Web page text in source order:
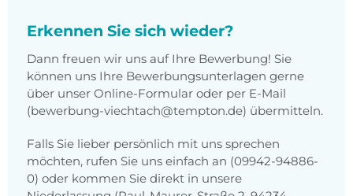
Erkennen Sie sich wieder?
Dann freuen wir uns auf Ihre Bewerbung! Sie
können uns Ihre Bewerbungsunterlagen gerne
über unser Online-Formular oder per E-Mail
(bewerbung-viechtach@tempton.de) übermitteln.
Falls Sie lieber persönlich mit uns sprechen
möchten, rufen Sie uns einfach an (09942-94886-
0) oder kommen Sie direkt in unsere